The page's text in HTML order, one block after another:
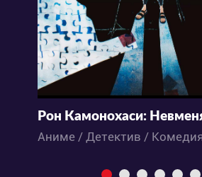
Аниме / Детектив /